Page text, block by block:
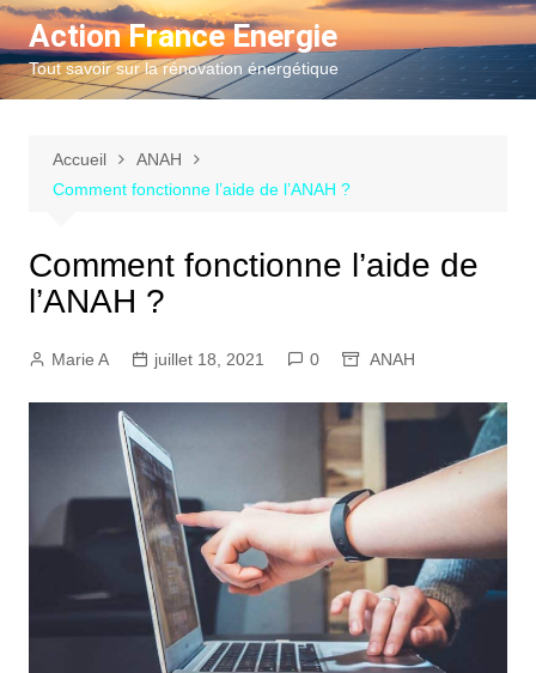
Aller
au
contenu
Action France Energie
Tout savoir sur la rénovation énergétique
Accueil
ANAH
Comment fonctionne l’aide de l’ANAH ?
Comment fonctionne l’aide de
l’ANAH ?
Marie A juillet 18, 2021 0 ANAH